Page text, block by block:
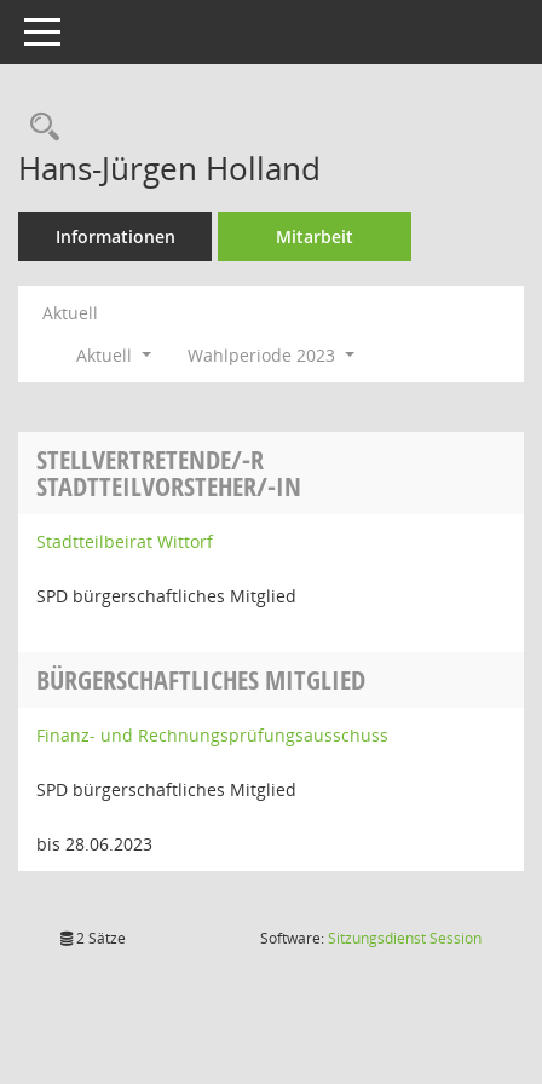
Toggle navigation
Rechercheauswahl
Hans-Jürgen Holland
Informationen Mitarbeit
Aktuell
Aktuell
Wahlperiode 2023
STELLVERTRETENDE/-R
STADTTEILVORSTEHER/-IN
Stadtteilbeirat Wittorf
SPD bürgerschaftliches Mitglied
BÜRGERSCHAFTLICHES MITGLIED
Finanz- und Rechnungsprüfungsausschuss
SPD bürgerschaftliches Mitglied
bis 28.06.2023
2 Sätze Software:SitzungsdienstSession(Wird in